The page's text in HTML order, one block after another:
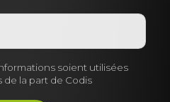
soient utilisées
de la part de Codis